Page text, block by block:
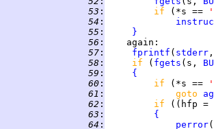
  53
: if (*s ==
  54
:
  55
:
}
  56
: again
  57
: fprintf ( stderr
  58
: if ( fgets (s,
  59
:
{
  60
: if (*s ==
  61
: goto
  62
: if
((hfp =
  63
:
{
  64
: perror(